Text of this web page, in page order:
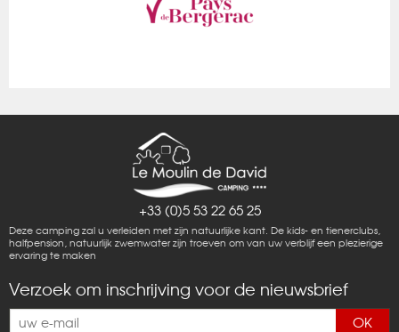
+33 (0)5 53 22 65 25
Deze camping zal u verleiden met zijn natuurlijke kant. De kids- en tienerclubs,
halfpension, natuurlijk zwemwater zijn troeven om van uw verblijf een plezierige
ervaring te maken
Verzoek om inschrijving voor de nieuwsbrief
OK